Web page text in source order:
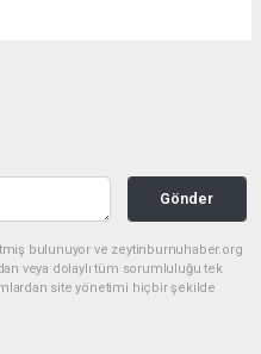
Gönder
bulunuyor ve zeytinburnuhaber.org
veya dolaylı tüm sorumluluğu tek
site yönetimi hiçbir şekilde